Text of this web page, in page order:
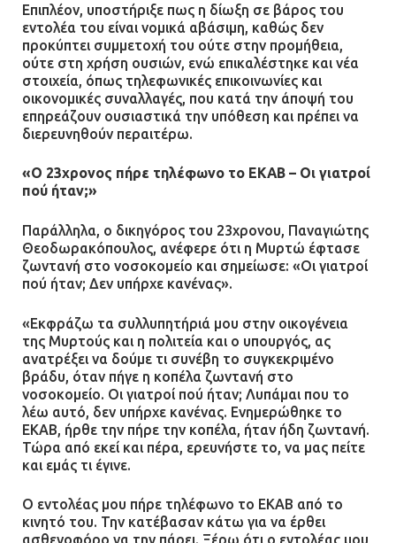
Επιπλέον, υποστήριξε πως η δίωξη σε βάρος του
εντολέα του είναι νομικά αβάσιμη, καθώς δεν
προκύπτει συμμετοχή του ούτε στην προμήθεια,
ούτε στη χρήση ουσιών, ενώ επικαλέστηκε και νέα
στοιχεία, όπως τηλεφωνικές επικοινωνίες και
οικονομικές συναλλαγές, που κατά την άποψή του
επηρεάζουν ουσιαστικά την υπόθεση και πρέπει να
διερευνηθούν περαιτέρω.
«Ο 23χρονος πήρε τηλέφωνο το ΕΚΑΒ – Οι γιατροί
πού ήταν;»
Παράλληλα, ο δικηγόρος του 23χρονου, Παναγιώτης
Θεοδωρακόπουλος, ανέφερε ότι η Μυρτώ έφτασε
ζωντανή στο νοσοκομείο και σημείωσε: «Οι γιατροί
πού ήταν; Δεν υπήρχε κανένας».
«Εκφράζω τα συλλυπητήριά μου στην οικογένεια
της Μυρτούς και η πολιτεία και ο υπουργός, ας
ανατρέξει να δούμε τι συνέβη το συγκεκριμένο
βράδυ, όταν πήγε η κοπέλα ζωντανή στο
νοσοκομείο. Οι γιατροί πού ήταν; Λυπάμαι που το
λέω αυτό, δεν υπήρχε κανένας. Ενημερώθηκε το
ΕΚΑΒ, ήρθε την πήρε την κοπέλα, ήταν ήδη ζωντανή.
Τώρα από εκεί και πέρα, ερευνήστε το, να μας πείτε
και εμάς τι έγινε.
Ο εντολέας μου πήρε τηλέφωνο το ΕΚΑΒ από το
κινητό του. Την κατέβασαν κάτω για να έρθει
ασθενοφόρο να την πάρει. Ξέρω ότι ο εντολέας μου